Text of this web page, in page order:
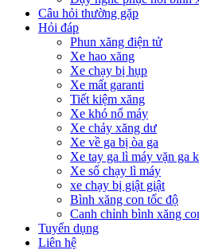
Câu hỏi thường gặp
Hỏi đáp
Phun xăng điện tử
Xe hao xăng
Xe chạy bị hụp
Xe mất garanti
Tiết kiệm xăng
Xe khó nổ máy
Xe chảy xăng dư
Xe về ga bị òa ga
Xe tay ga lì máy vặn ga
Xe số chạy lì máy
xe chạy bị giật giật
Bình xăng con tốc độ
Canh chỉnh bình xăng
Tuyển dụng
Liên hệ